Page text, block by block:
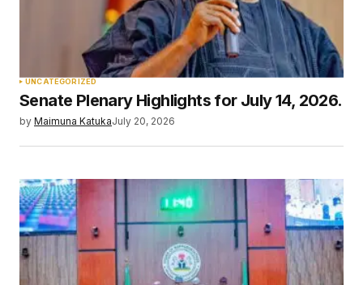
UNCATEGORIZED
Senate Plenary Highlights for July 14, 2026.
by Maimuna KatukaJuly 20, 2026